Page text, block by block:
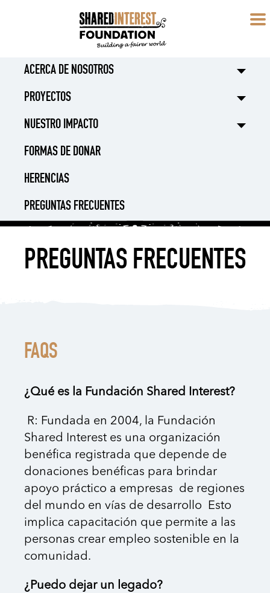
ACERCA DE NOSOTROS
PROYECTOS
NUESTRO IMPACTO
FORMAS DE DONAR
HERENCIAS
PREGUNTAS FRECUENTES
PREGUNTAS FRECUENTES
FAQS
¿Qué es la Fundación Shared Interest?
R: Fundada en 2004, la Fundación
Shared Interest es una organización
benéfica registrada que depende de
donaciones benéficas para brindar
apoyo práctico a empresas de regiones
del mundo en vías de desarrollo Esto
implica capacitación que permite a las
personas crear empleo sostenible en la
comunidad.
¿Puedo dejar un legado?